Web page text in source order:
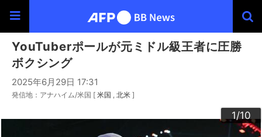
YouTuberポールが元ミドル級王者に圧勝
ボクシング
2025年6月29日 17:31
発信地：アナハイム/米国 [ 米国 北米 ]
1/10
2/10
3/10
4/10
5/10
6/10
7/10
8/10
9/10
10/10